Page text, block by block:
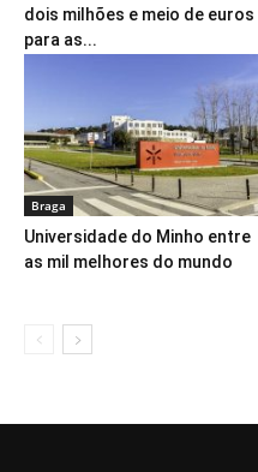
dois milhões e meio de euros
para as...
Braga
Universidade do Minho entre
as mil melhores do mundo